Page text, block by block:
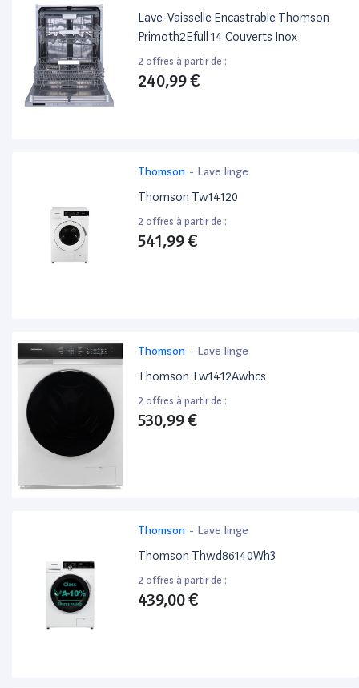
Lave-Vaisselle Encastrable Thomson
Primoth2Efull 14 Couverts Inox
2 offres à partir de :
240,99 €
Thomson - Lave linge
Thomson Tw14120
2 offres à partir de :
541,99 €
Thomson - Lave linge
Thomson Tw1412Awhcs
2 offres à partir de :
530,99 €
Thomson - Lave linge
Thomson Thwd86140Wh3
2 offres à partir de :
439,00 €